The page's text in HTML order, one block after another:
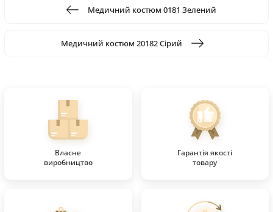
Медичний костюм 0181 Зелений
Медичний костюм 20182 Сірий
Власне
виробництво
Гарантія якості
товару